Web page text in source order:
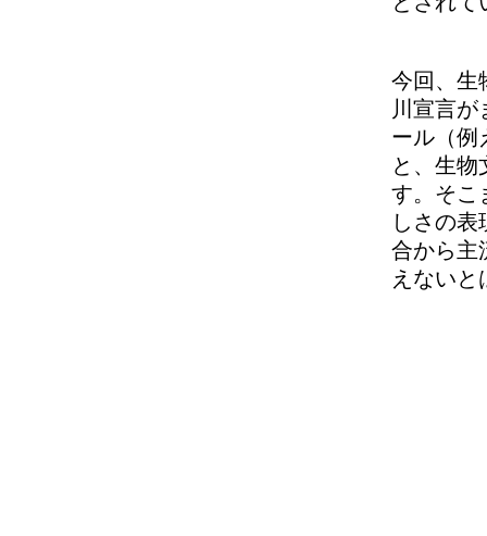
今回、生
川宣言
ール（例
と、生
す。そこ
しさの
合から主
えないと